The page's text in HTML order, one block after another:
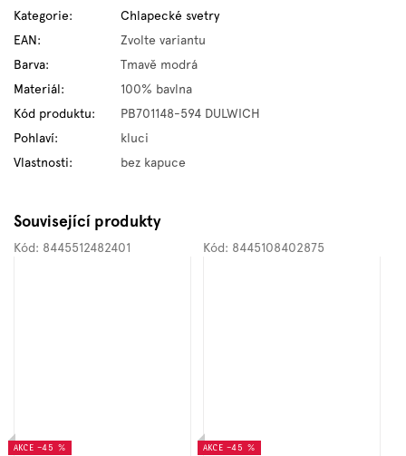
Kategorie:
Chlapecké svetry
EAN:
Zvolte variantu
Barva:
Tmavě modrá
Materiál:
100% bavlna
Kód produktu:
PB701148-594 DULWICH
Pohlaví:
kluci
Vlastnosti: bez kapuce
Související produkty
AKCE –45 %
Kód: 8445512482401
AKCE –45 %
Kód: 8445108402875